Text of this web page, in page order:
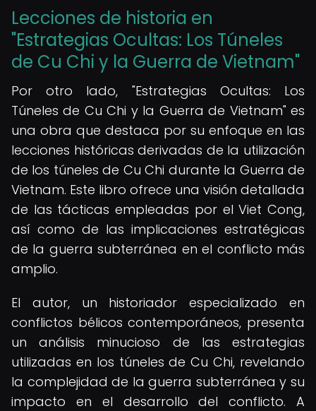
Lecciones de historia en
"Estrategias Ocultas: Los Túneles
de Cu Chi y la Guerra de Vietnam"
Por otro lado, "Estrategias Ocultas: Los
Túneles de Cu Chi y la Guerra de Vietnam" es
una obra que destaca por su enfoque en las
lecciones históricas derivadas de la utilización
de los túneles de Cu Chi durante la Guerra de
Vietnam. Este libro ofrece una visión detallada
de las tácticas empleadas por el Viet Cong,
así como de las implicaciones estratégicas
de la guerra subterránea en el conflicto más
amplio.
El autor, un historiador especializado en
conflictos bélicos contemporáneos, presenta
un análisis minucioso de las estrategias
utilizadas en los túneles de Cu Chi, revelando
la complejidad de la guerra subterránea y su
impacto en el desarrollo del conflicto. A